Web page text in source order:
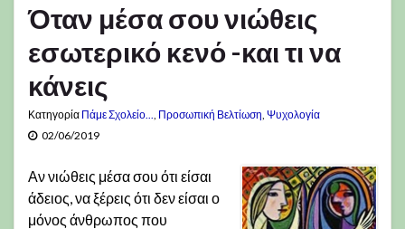
Όταν μέσα σου νιώθεις
εσωτερικό κενό -και τι να
κάνεις
Κατηγορία Πάμε Σχολείο... Προσωπική Βελτίωση Ψυχολογία
02/06/2019
Αν νιώθεις μέσα σου ότι είσαι
άδειος, να ξέρεις ότι δεν είσαι ο
μόνος άνθρωπος που